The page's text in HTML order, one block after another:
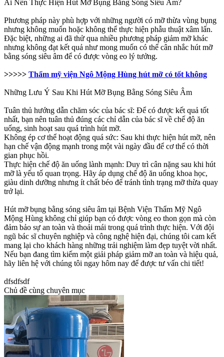
Ai Nên Thực Hiện Hút Mỡ Bụng Bằng Sóng Siêu Âm?
Phương pháp này phù hợp với những người có mỡ thừa vùng bụng
nhưng không muốn hoặc không thể thực hiện phẫu thuật xâm lấn.
Đặc biệt, những ai đã thử qua nhiều phương pháp giảm mỡ khác
nhưng không đạt kết quả như mong muốn có thể cân nhắc hút mỡ
bằng sóng siêu âm để có được vòng eo lý tưởng.
>>>>> Thẩm mỹ viện Ngô Mộng Hùng hút mỡ có tốt không
Những Lưu Ý Sau Khi Hút Mỡ Bụng Bằng Sóng Siêu Âm
Tuân thủ hướng dẫn chăm sóc của bác sĩ: Để có được kết quả tốt
nhất, bạn nên tuân thủ đúng các chỉ dẫn của bác sĩ về chế độ ăn
uống, sinh hoạt sau quá trình hút mỡ.
Không ép cơ thể hoạt động quá sức: Sau khi thực hiện hút mỡ, nên
hạn chế vận động mạnh trong một vài ngày đầu để cơ thể có thời
gian phục hồi.
Thực hiện chế độ ăn uống lành mạnh: Duy trì cân nặng sau khi hút
mỡ là yếu tố quan trọng. Hãy áp dụng chế độ ăn uống khoa học,
giàu dinh dưỡng nhưng ít chất béo để tránh tình trạng mỡ thừa quay
trở lại.
Hút mỡ bụng bằng sóng siêu âm tại Bệnh Viện Thẩm Mỹ Ngô
Mộng Hùng không chỉ giúp bạn có được vòng eo thon gọn mà còn
đảm bảo sự an toàn và thoải mái trong quá trình thực hiện. Với đội
ngũ bác sĩ chuyên nghiệp và công nghệ hiện đại, chúng tôi cam kết
mang lại cho khách hàng những trải nghiệm làm đẹp tuyệt vời nhất.
Nếu bạn đang tìm kiếm một giải pháp giảm mỡ an toàn và hiệu quả,
hãy liên hệ với chúng tôi ngay hôm nay để được tư vấn chi tiết!
dfsdfsdf
Chủ đề cùng chuyên mục